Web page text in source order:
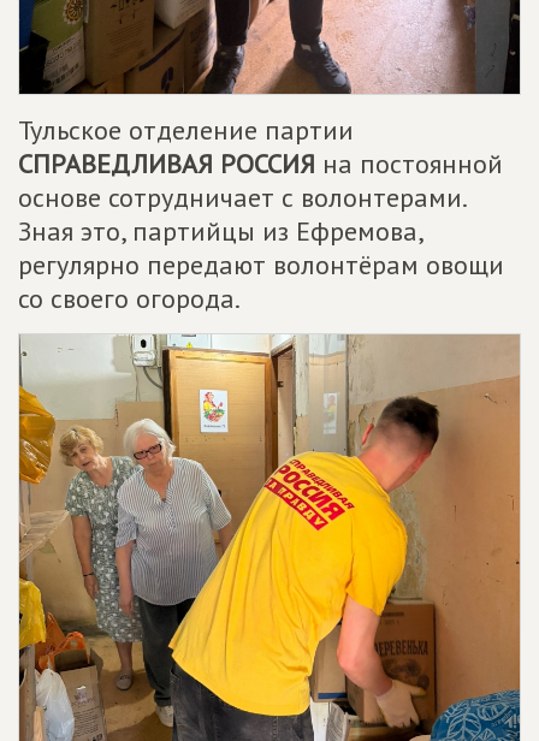
Тульское отделение партии
СПРАВЕДЛИВАЯ РОССИЯ на постоянной
основе сотрудничает с волонтерами.
Зная это, партийцы из Ефремова,
регулярно передают волонтёрам овощи
со своего огорода.